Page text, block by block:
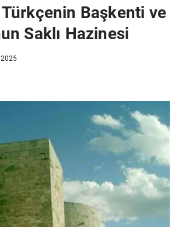
Başkenti ve
Saklı Hazinesi